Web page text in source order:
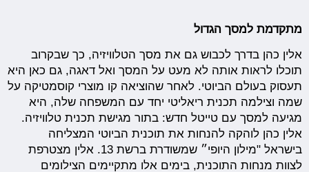
מתקדמת למסך הגדול
אלין כהן בדרך לכבוש גם את מסך הטלוויזיה, כך שבקרוב
תוכלו לראות אותה לא מעט על המסך ואל דאגה, גם כאן היא
תעסוק בעולם הביוטי. לאחר שהוציאה קו מוצרי קוסמטיקה על
שמה וצילמה תכנית ריאליטי יחד עם המשפחה שלה, היא
מגיעה למסך עם טייטל חדש: בתור מגישת תכנית טלוויזיה.
אלין כהן לוהקה להנחות את תוכנית הביוטי המצליחה
בישראל "מילון היופי״ שמשודרת ברשת 13. אלין מצטרפת
לצוות מנחות התוכנית, בימים אלו מתקיימים הצילומים